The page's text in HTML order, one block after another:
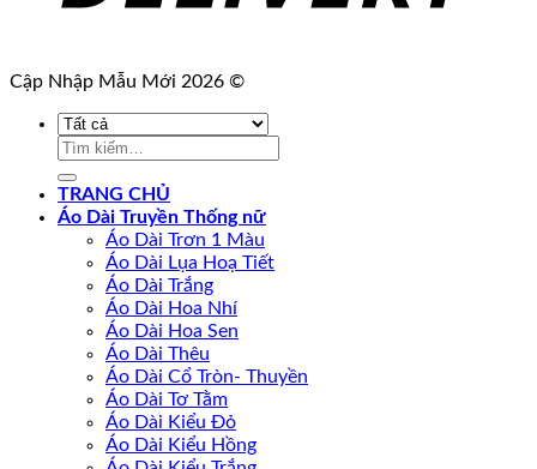
Cập Nhập Mẫu Mới 2026 ©
Tìm
TRANG CHỦ
Áo Dài Truyền Thống nữ
Áo Dài Trơn 1 Màu
Áo Dài Lụa Hoạ Tiết
Áo Dài Trắng
Áo Dài Hoa Nhí
Áo Dài Hoa Sen
Áo Dài Thêu
Áo Dài Cổ Tròn- Thuyền
Áo Dài Tơ Tằm
Áo Dài Kiểu Đỏ
Áo Dài Kiểu Hồng